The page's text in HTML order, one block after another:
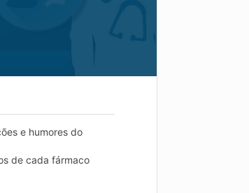
e humores do
de cada fármaco